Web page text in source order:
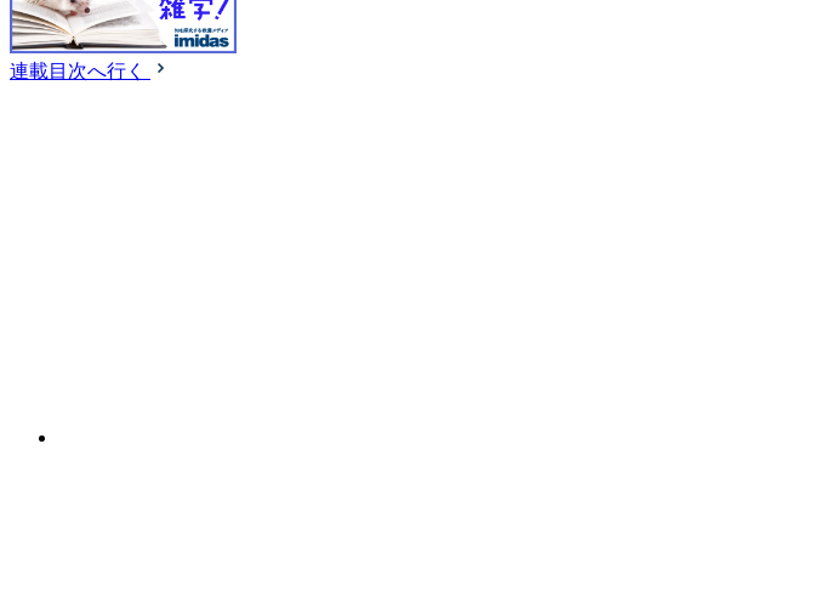
連載目次へ行く